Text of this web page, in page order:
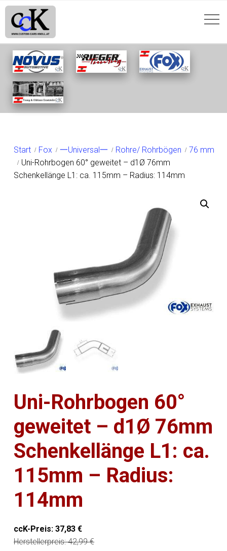
SHOP
Start Fox 一Universal一 Rohre/ Rohrbögen
76 mm
Uni-Rohrbogen 60° geweitet – d1Ø 76mm
Schenkellänge L1: ca. 115mm – Radius: 114mm
Uni-Rohrbogen 60°
geweitet – d1Ø 76mm
Schenkellänge L1: ca.
115mm – Radius:
114mm
ccK-Preis:37,83€
Herstellerpreis:42,99€